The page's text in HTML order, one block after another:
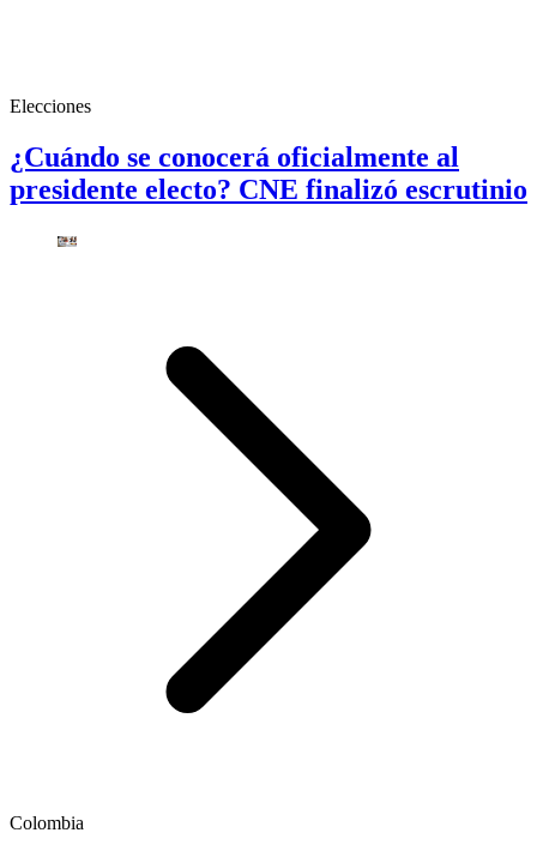
Elecciones
¿Cuándo se conocerá oficialmente al
presidente electo? CNE finalizó escrutinio
Colombia